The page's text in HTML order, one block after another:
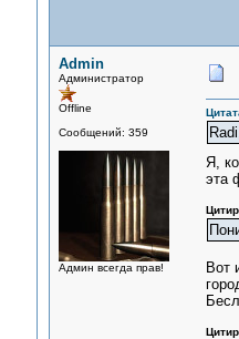
Admin
Администратор
Offline
Сообщений: 359
Админ всегда прав!
Я,
эта
Вот